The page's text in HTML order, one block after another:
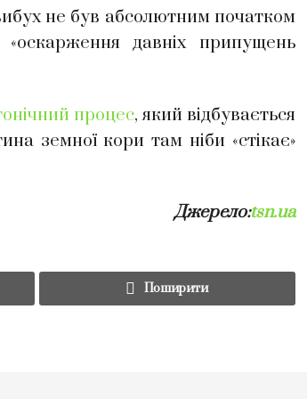
не був абсолютним початком
давніх припущень
процес, який відбувається
земної кори там ніби «стікає»
Джерело:tsn.ua
Поширити